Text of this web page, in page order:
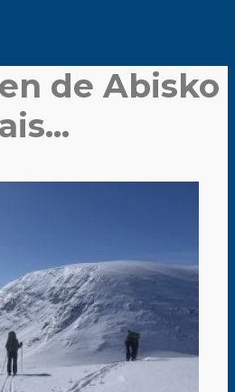
de Abisko